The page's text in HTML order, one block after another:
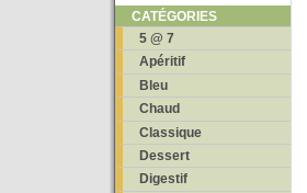
CATÉGORIES
5 @ 7
Apéritif
Bleu
Chaud
Classique
Dessert
Digestif